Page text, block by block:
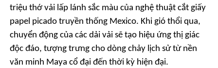
triệu thớ vải lấp lánh sắc màu của nghệ thuật cắt giấy
papel picado truyền thống Mexico. Khi gió thổi qua,
chuyển động của các dải vải sẽ tạo hiệu ứng thị giác
độc đáo, tượng trưng cho dòng chảy lịch sử từ nền
văn minh Maya cổ đại đến thời kỳ hiện đại.